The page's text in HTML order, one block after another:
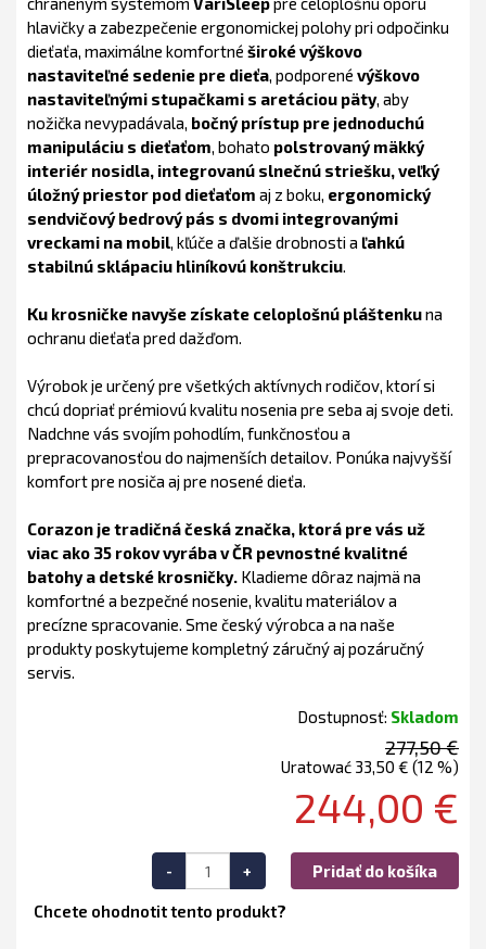
hlavičky a zabezpečenie ergonomickej polohy pri odpočinku
dieťaťa, maximálne komfortné široké výškovo
nastaviteľné sedenie pre dieťa, podporené výškovo
nastaviteľnými stupačkami s aretáciou päty, aby
nožička nevypadávala, bočný prístup pre jednoduchú
manipuláciu s dieťaťom, bohato polstrovaný mäkký
interiér nosidla, integrovanú slnečnú striešku, veľký
úložný priestor pod dieťaťom aj z boku, ergonomický
sendvičový bedrový pás s dvomi integrovanými
vreckami na mobil, kľúče a ďalšie drobnosti a ľahkú
stabilnú sklápaciu hliníkovú konštrukciu.
Ku krosničke navyše získate celoplošnú pláštenkuna
ochranu dieťaťa pred dažďom.
Výrobok je určený pre všetkých aktívnych rodičov, ktorí si
chcú dopriať prémiovú kvalitu nosenia pre seba aj svoje deti.
Nadchne vás svojím pohodlím, funkčnosťou a
prepracovanosťou do najmenších detailov. Ponúka najvyšší
komfort pre nosiča aj pre nosené dieťa.
Corazon je tradičná česká značka, ktorá pre vás už
viac ako 35 rokov vyrába v ČR pevnostné kvalitné
batohy a detské krosničky. Kladieme dôraz najmä na
komfortné a bezpečné nosenie, kvalitu materiálov a
precízne spracovanie. Sme český výrobca a na naše
produkty poskytujeme kompletný záručný aj pozáručný
servis.
Dostupnosť: Skladom
277,50 €
Uratować 33,50 € (12 %)
244,00 €
- + Pridať do košíka
Chcete ohodnotit tento produkt?